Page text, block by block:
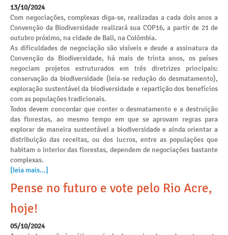
13/10/2024
Com negociações, complexas diga-se, realizadas a cada dois anos a
Convenção da Biodiversidade realizará sua COP16, a partir de 21 de
outubro próximo, na cidade de Bali, na Colômbia.
As dificuldades de negociação são visíveis e desde a assinatura da
Convenção da Biodiversidade, há mais de trinta anos, os países
negociam projetos estruturados em três diretrizes principais:
conservação da biodiversidade (leia-se redução do desmatamento),
exploração sustentável da biodiversidade e repartição dos benefícios
com as populações tradicionais.
Todos devem concordar que conter o desmatamento e a destruição
das florestas, ao mesmo tempo em que se aprovam regras para
explorar de maneira sustentável a biodiversidade e ainda orientar a
distribuição das receitas, ou dos lucros, entre as populações que
habitam o interior das florestas, dependem de negociações bastante
complexas.
[leia mais...]
Pense no futuro e vote pelo Rio Acre,
hoje!
05/10/2024